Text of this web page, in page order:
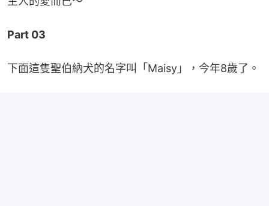
Part 03
下面這隻聖伯納犬的名字叫「Maisy」，今年8歲了。